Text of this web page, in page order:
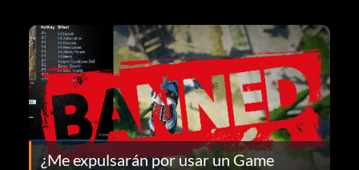
¿Me expulsarán por usar un Game